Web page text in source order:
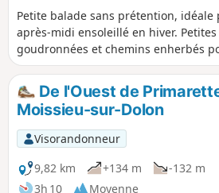
Petite balade sans prétention, idéale
après-midi ensoleillé en hiver.
goudronnées et chemins enherbés
très mouillés voir boueux. Large
360° avec vue sur le massif du Pilat.
De l'Ouest de
Moissieu-sur-Dolon
Visorandonneur
9,82 km
+134 m
-132 m
3h 10
Moyenne